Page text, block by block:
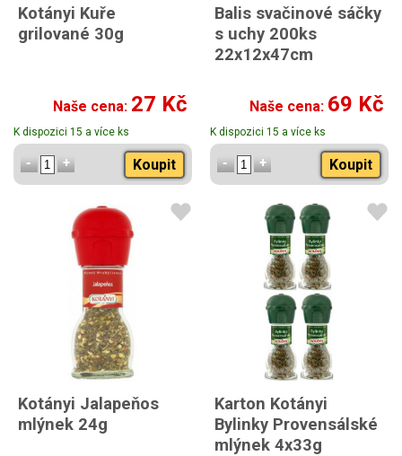
Kotányi Kuře
grilované 30g
Naše cena: 27 Kč
K dispozici 15 a více ks
Koupit
Balis svačinové sáčky
s uchy 200ks
22x12x47cm
Naše cena: 69 Kč
K dispozici 15 a více ks
Koupit
Kotányi Jalapeňos
mlýnek 24g
Karton Kotányi
Bylinky Provensálské
mlýnek 4x33g